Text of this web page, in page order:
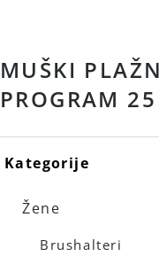
MUŠKI
PROGRAM 25
Kategorije
Žene
Brushalteri